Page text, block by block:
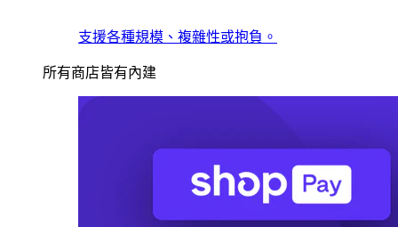
支援各種規模、複雜性或抱負。
所有商店皆有內建